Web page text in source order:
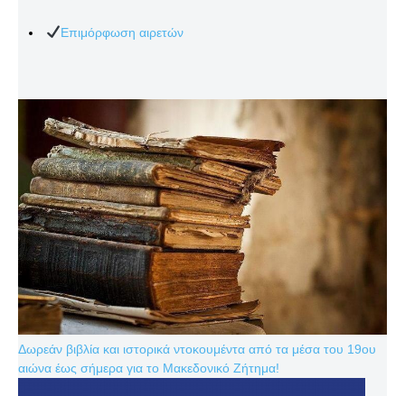
Επιμόρφωση αιρετών
Δωρεάν βιβλία και ιστορικά ντοκουμέντα από τα μέσα του 19ου
αιώνα έως σήμερα για το Μακεδονικό Ζήτημα!